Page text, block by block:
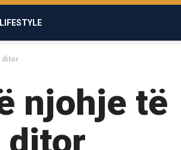
LIFESTYLE
ditor
njohje të
ditor